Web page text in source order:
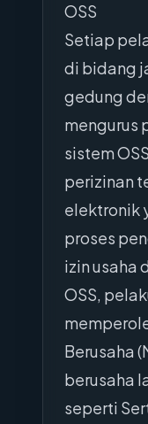
OSS
Setiap
di bidang
gedung
mengurus
sistem
perizinan
elektronik
proses
izin usaha
OSS,
Berusaha
berusaha
seperti